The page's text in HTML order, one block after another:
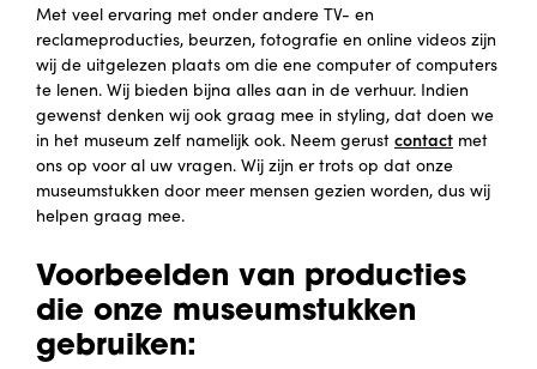
Met veel ervaring met onder andere TV- en
reclameproducties, beurzen, fotografie en online videos zijn
wij de uitgelezen plaats om die ene computer of computers
te lenen. Wij bieden bijna alles aan in de verhuur. Indien
gewenst denken wij ook graag mee in styling, dat doen we
in het museum zelf namelijk ook. Neem gerust contact met
ons op voor al uw vragen. Wij zijn er trots op dat onze
museumstukken door meer mensen gezien worden, dus wij
helpen graag mee.
Voorbeelden van producties
die onze museumstukken
gebruiken: